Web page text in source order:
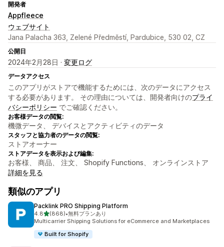
開発者
Appfleece
ウェブサイト
Jana Palacha 363, Zelené Předměstí, Pardubice, 530 02, CZ
公開日
2024年2月28日 · 変更ログ
データアクセス
このアプリがストアで機能するためには、次のデータにアクセス
する必要があります。 その理由については、開発者向けのプライ
バシーポリシー でご確認ください。
お客様データの閲覧:
機微データ、 デバイスとアクティビティのデータ
スタッフと協力者のデータの閲覧:
ストアオーナー
ストアデータを表示および編集:
お客様、 商品、 注文、 Shopify Functions、 オンラインストア
詳細を見る
類似のアプリ
Packlink PRO Shipping Platform
4.85つ星中
(868)
合計レビュー数：868件
•無料プランあり
Multicarrier Shipping Solutions for eCommerce and Marketplaces
Built for Shopify